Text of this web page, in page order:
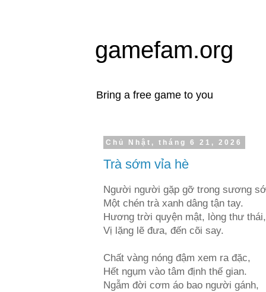
gamefam.org
Bring a free game to you
Chủ Nhật, tháng 6 21, 2026
Trà sớm vỉa hè
Người người gặp gỡ trong sương
Một chén trà xanh dâng tận tay.
Hương trời quyện mật, lòng thư thái,
Vị lặng lẽ đưa, đến cõi say.
Chất vàng nóng đậm xem ra đặc,
Hết ngụm vào tâm định thế gian.
Ngẫm đời cơm áo bao người gánh,